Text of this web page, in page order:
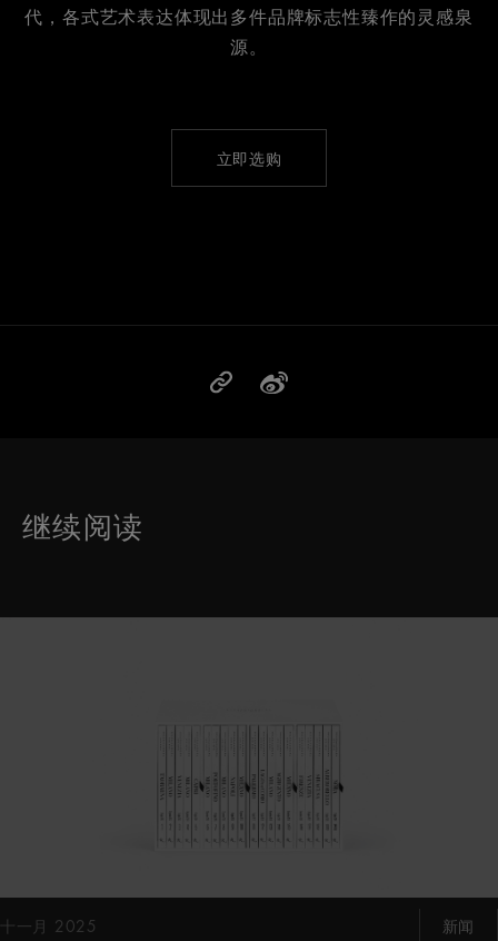
代，各式艺术表达体现出多件品牌标志性臻作的灵感泉
源。
立即选购
继续阅读
十一月 2025 新闻